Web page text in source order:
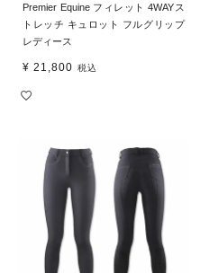
Premier Equine フィレット 4WAYス
トレッチ キュロット フルグリップ
レディース
¥ 21,800 税込